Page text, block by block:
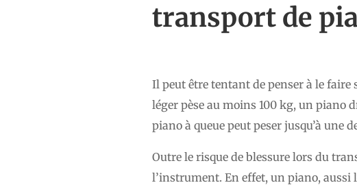
transport de
Il peut être tentant de penser à le faire
léger pèse au moins 100 kg, un piano
piano à queue peut peser jusqu’à une
Outre le risque de blessure lors du
l’instrument. En effet, un piano, aussi